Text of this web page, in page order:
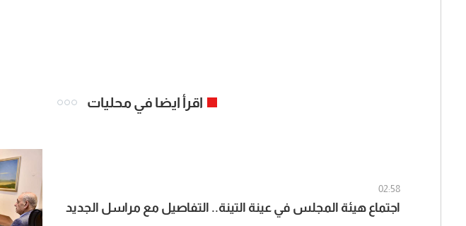
اقرأ ايضا في محليات
02:58
اجتماع هيئة المجلس في عينة التينة.. التفاصيل مع مراسل الجديد